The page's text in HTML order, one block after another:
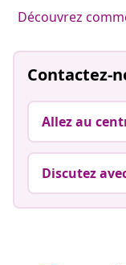
Découvrez
Contactez-
Allez au
Discutez